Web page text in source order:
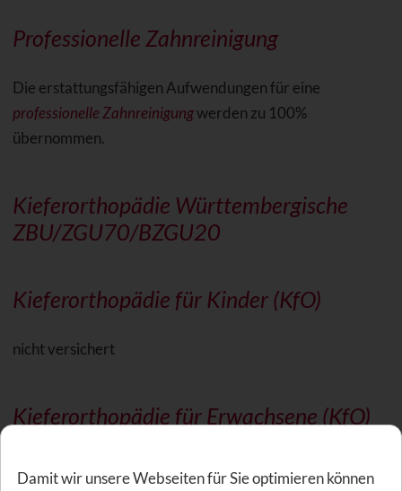
Professionelle Zahnreinigung
Die erstattungsfähigen Aufwendungen für eine
professionelle Zahnreinigungwerden zu 100%
übernommen.
Kieferorthopädie Württembergische
ZBU/ZGU70/BZGU20
Kieferorthopädie für Kinder (KfO)
nicht versichert
Kieferorthopädie für Erwachsene (KfO)
Damit wir unsere Webseiten für Sie optimieren können